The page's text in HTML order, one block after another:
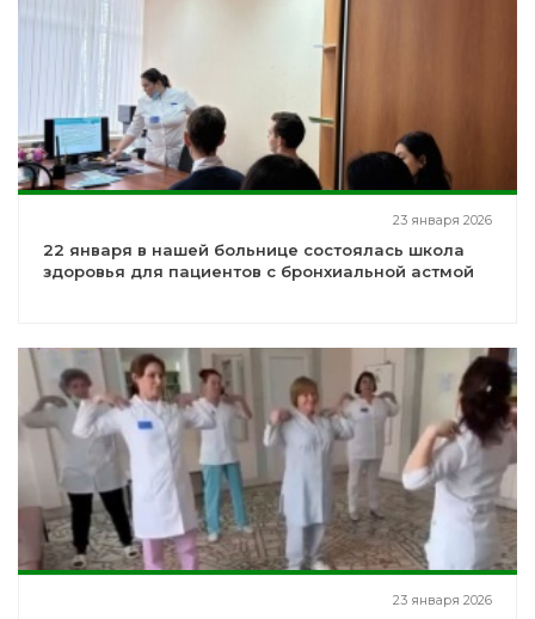
23 января 2026
22 января в нашей больнице состоялась школа
здоровья для пациентов с бронхиальной астмой
23 января 2026